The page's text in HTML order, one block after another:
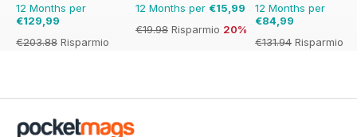
12 Months per
€129,99
€203.88 Risparmio
12 Months per €15,99
€19.98 Risparmio 20%
12 Months per
€84,99
€131.94 Risparmio